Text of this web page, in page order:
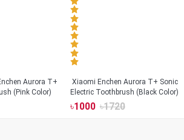
(Pink Color)
Xiaomi Enchen Aurora T+ Sonic
Electric Toothbrush (Black Color)
৳1000 ৳1720